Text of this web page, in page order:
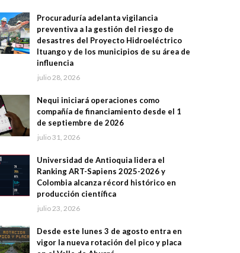
Procuraduría adelanta vigilancia
preventiva a la gestión del riesgo de
desastres del Proyecto Hidroeléctrico
Ituango y de los municipios de su área de
influencia
julio 28, 2026
Nequi iniciará operaciones como
compañía de financiamiento desde el 1
de septiembre de 2026
julio 31, 2026
Universidad de Antioquia lidera el
Ranking ART-Sapiens 2025-2026 y
Colombia alcanza récord histórico en
producción científica
julio 23, 2026
Desde este lunes 3 de agosto entra en
vigor la nueva rotación del pico y placa